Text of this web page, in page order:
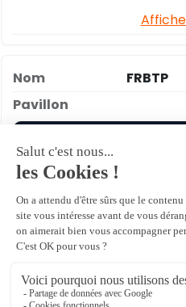
fédérer les acteurs et
FRBTP
CRÉÉE EN 1952, LA
BÂTIMENT ET DES TRAVAUX
ET TIENT SON RANG
PREMIER PLAN POUR LA